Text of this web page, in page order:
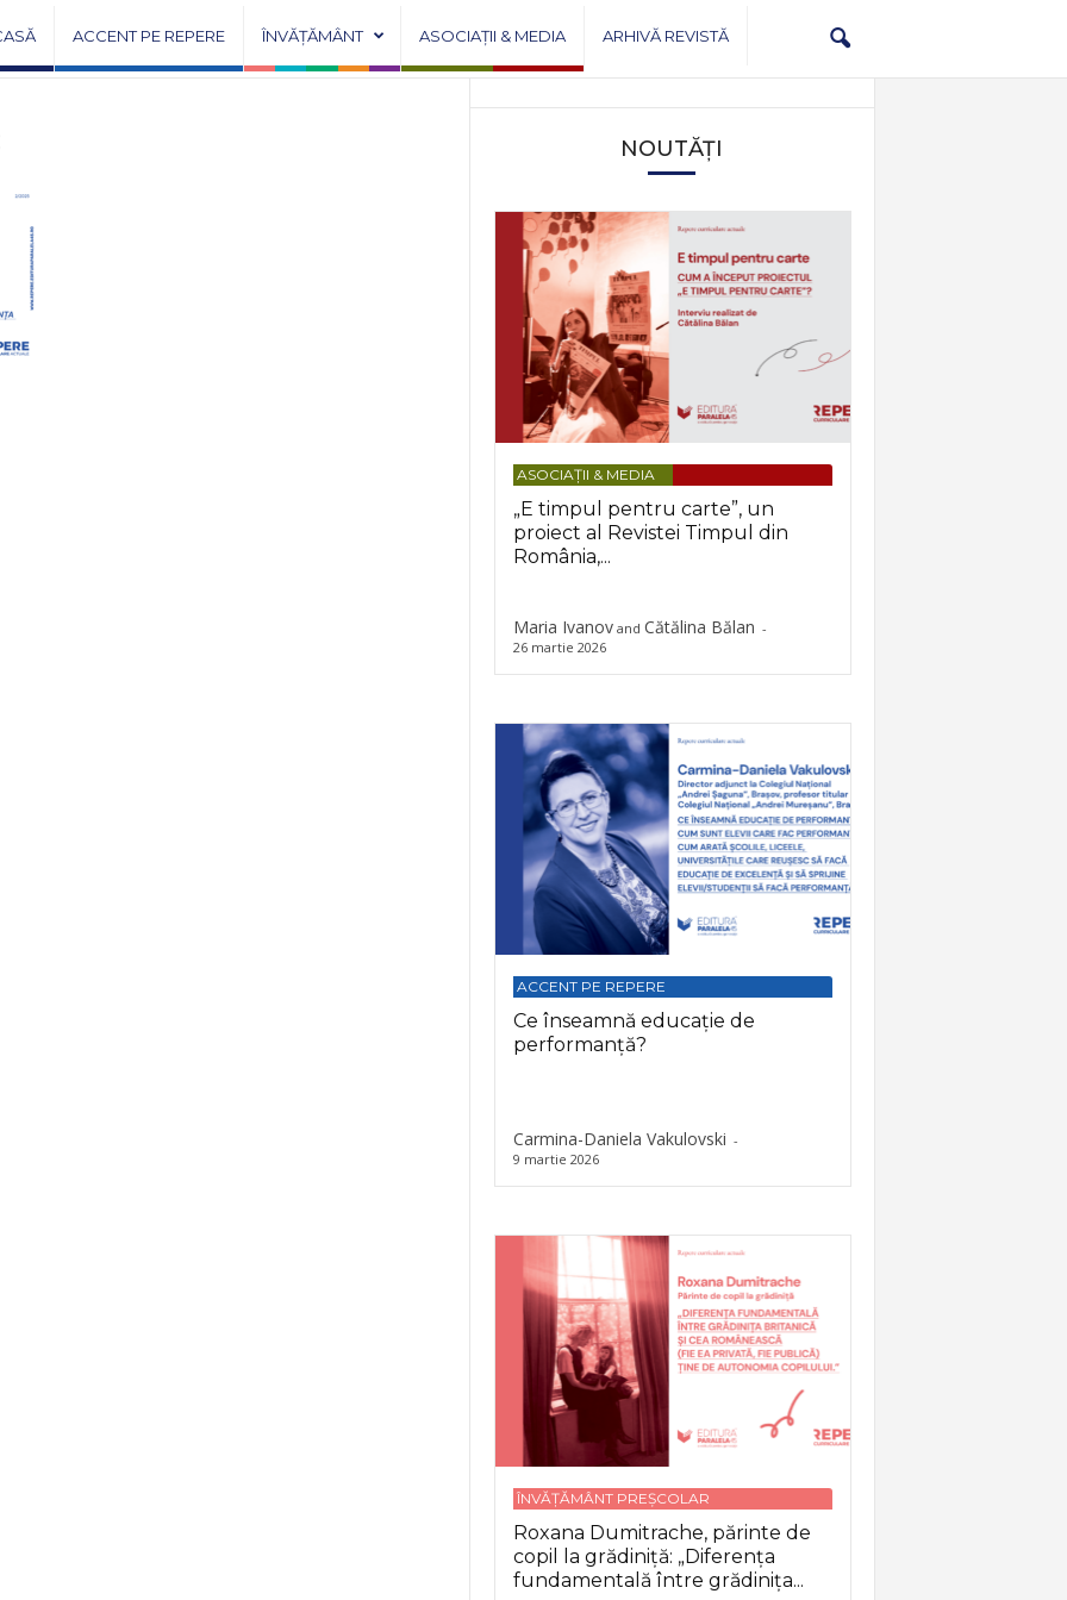
ACCENT PE REPERE ÎNVĂȚĂMÂNT ASOCIAȚII & MEDIA ARHIVĂ REVISTĂ
NOUTĂȚI
ASOCIAȚII & MEDIA
„E timpul pentru carte”, un
proiect al Revistei Timpul din
România,...
Maria Ivanovand Cătălina Bălan -
26 martie 2026
ACCENT PE REPERE
Ce înseamnă educație de
performanță?
Carmina-Daniela Vakulovski -
9 martie 2026
ÎNVĂȚĂMÂNT PREȘCOLAR
Roxana Dumitrache, părinte de
copil la grădiniță: „Diferența
fundamentală între grădinița...